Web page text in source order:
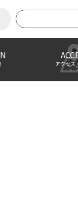
アクセス